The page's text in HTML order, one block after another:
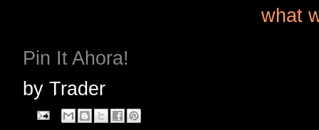
what
Pin It Ahora!
by Trader